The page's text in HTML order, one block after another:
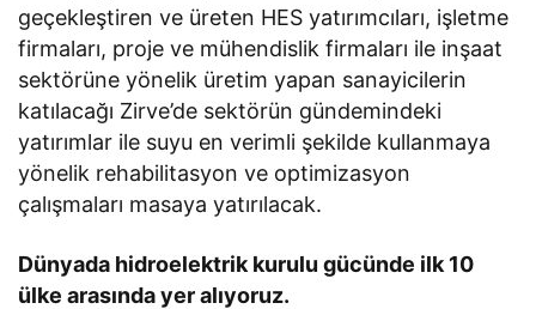
geçekleştiren ve üreten HES yatırımcıları, işletme
firmaları, proje ve mühendislik firmaları ile inşaat
sektörüne yönelik üretim yapan sanayicilerin
katılacağı Zirve’de sektörün gündemindeki
yatırımlar ile suyu en verimli şekilde kullanmaya
yönelik rehabilitasyon ve optimizasyon
çalışmaları masaya yatırılacak.
Dünyada hidroelektrik kurulu gücünde ilk 10
ülke arasında yer alıyoruz.